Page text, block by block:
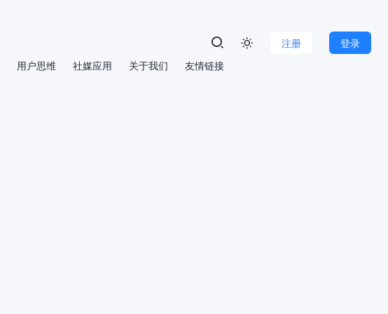
登录
注册

用户思维 社媒应用 关于我们 友情链接